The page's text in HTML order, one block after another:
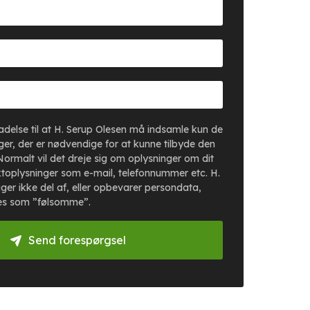
til at H. Serup Olesen må indsamle kun de
der er nødvendige for at kunne tilbyde den
vil det dreje sig om oplysninger om dit
som e-mail, telefonnummer etc. H.
ikke del af, eller opbevarer persondata,
som ”følsomme”.
Send forespørgsel